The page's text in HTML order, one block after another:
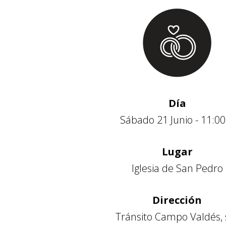
Día
Sábado 21 Junio -
Lugar
Iglesia de San Pedro
Dirección
Tránsito Campo Valdés,